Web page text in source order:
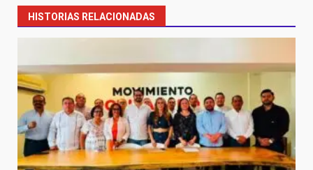
HISTORIAS RELACIONADAS